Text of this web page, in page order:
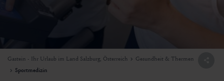
Gastein - Ihr Urlaub im Land Salzburg, Österreich
Gesundheit & Thermen
Sportmedizin